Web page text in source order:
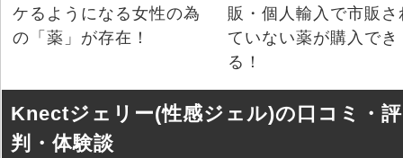
ケるようになる女性の為
の「薬」が存在！
販・個人輸入で市販さ
ていない薬が購入でき
る！
Knectジェリー(性感ジェル)の口コミ・評
判・体験談